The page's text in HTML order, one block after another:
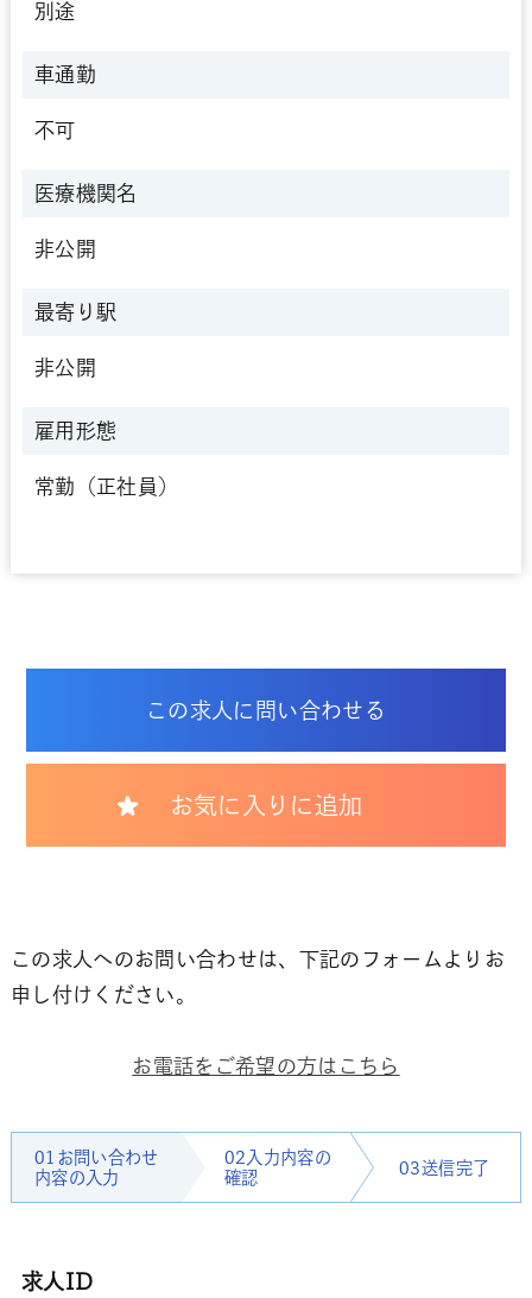
別途
車通勤
不可
医療機関名
非公開
最寄り駅
非公開
雇用形態
常勤（正社員）
この求人に問い合わせる
お気に入りに追加
この求人へのお問い合わせは、下記のフォームよりお
申し付けください。
お電話をご希望の方はこちら
01お問い合わせ
内容の入力
02入力内容の
確認
03送信完了
求人ID